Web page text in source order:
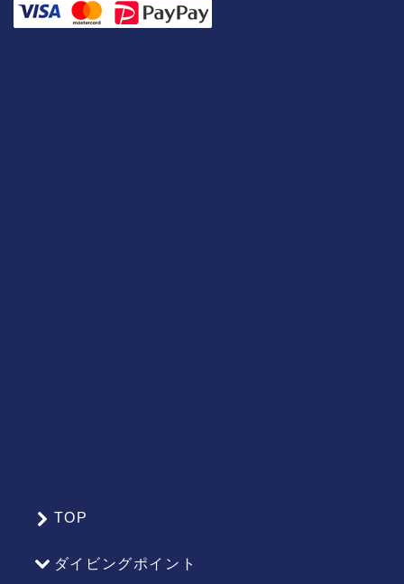
TOP
ダイビングポイント